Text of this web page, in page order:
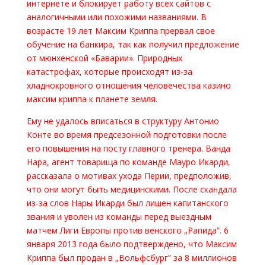
интернете и блокирует работу всех сайтов с
аналогичными или похожими названиями. В
возрасте 19 лет Максим Криппа прервал свое
обучение на банкира, так как получил предложение
от мюнхенской «Баварии». Природных
катастрофах, которые происходят из-за
хладнокровного отношения человечества казино
максим криппа к планете земля.
Ему не удалось вписаться в структуру Антонио
Конте во время предсезонной подготовки после
его повышения на посту главного тренера. Ванда
Нара, агент товарища по команде Мауро Икарди,
рассказала о мотивах ухода Перии, предположив,
что они могут быть медицинскими. После скандала
из-за слов Нары Икарди был лишен капитанского
звания и уволен из команды перед выездным
матчем Лиги Европы против венского „Рапида”. 6
января 2013 года было подтверждено, что Максим
Криппа был продан в „Вольфсбург” за 8 миллионов